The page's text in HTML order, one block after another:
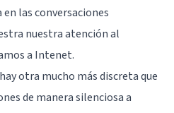
en las conversaciones
nuestra atención al
a Intenet.
otra mucho más discreta que
de manera silenciosa a